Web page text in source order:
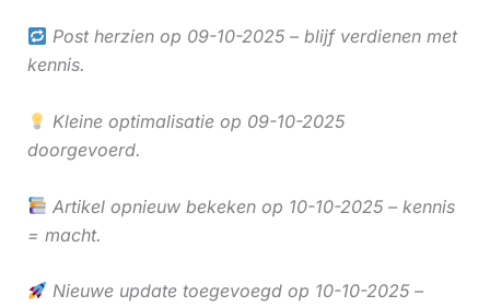
Post herzien op 09-10-2025 – blijf verdienen met
kennis.
Kleine optimalisatie op 09-10-2025
doorgevoerd.
Artikel opnieuw bekeken op 10-10-2025 – kennis
= macht.
Nieuwe update toegevoegd op 10-10-2025 –